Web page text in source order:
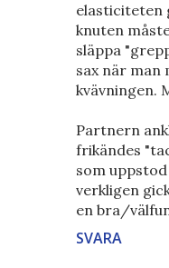
elasticiteten
knuten
släppa
sax när man
kvävningen.
Partnern
frikändes
som
verkligen
en bra/
SVARA